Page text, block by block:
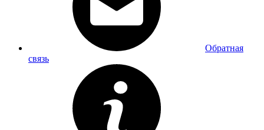
Обратная
связь